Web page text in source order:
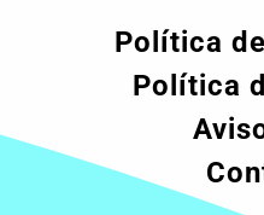
Política
Política